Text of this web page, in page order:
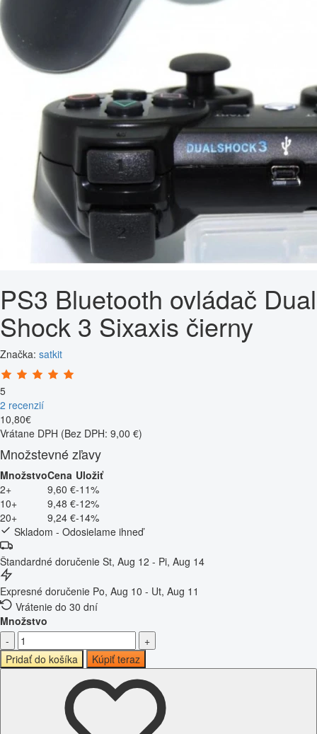
PS3 Bluetooth ovládač Dual
Shock 3 Sixaxis čierny
Značka: satkit
5
2 recenzií
10,80€
Vrátane DPH (Bez DPH: 9,00 €)
Množstevné zľavy
MnožstvoCena Uložiť
2+
9,60 €-11%
10+
9,48 €-12%
20+
9,24 €-14%
Skladom - Odosielame ihneď
Štandardné doručenie St, Aug 12 - Pi, Aug 14
Expresné doručenie Po, Aug 10 - Ut, Aug 11
Vrátenie do 30 dní
Množstvo
-
+
Pridať do košíka
Kúpiť teraz